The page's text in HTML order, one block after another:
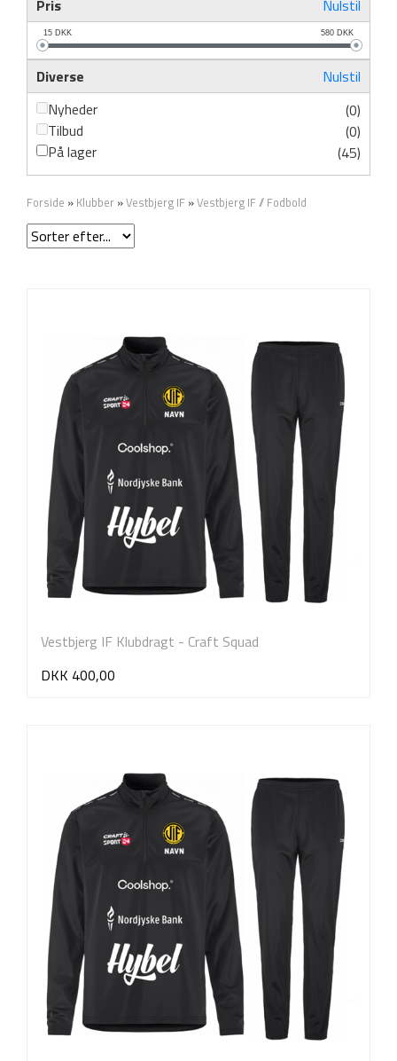
Pris
Nulstil
15 DKK 580 DKK
Diverse
Nulstil
Nyheder
(0)
Tilbud
(0)
På lager
(45)
Forside » Klubber »Vestbjerg IF »Vestbjerg IF // Fodbold
Vestbjerg IF Klubdragt - Craft Squad
DKK 400,00